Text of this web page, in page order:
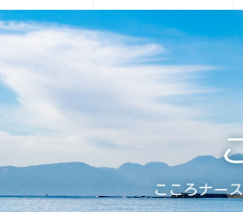
こころナー